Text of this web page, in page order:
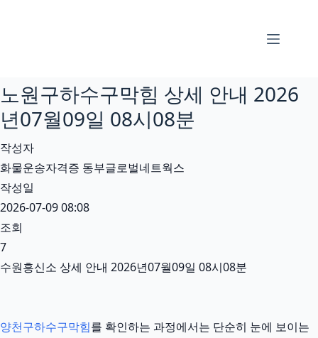
건
너
뛰
기
노원구하수구막힘 상세 안내 2026
년07월09일 08시08분
작성자
화물운송자격증 동부글로벌네트웍스
작성일
2026-07-09 08:08
조회
7
수원흥신소 상세 안내 2026년07월09일 08시08분
양천구하수구막힘를 확인하는 과정에서는 단순히 눈에 보이는